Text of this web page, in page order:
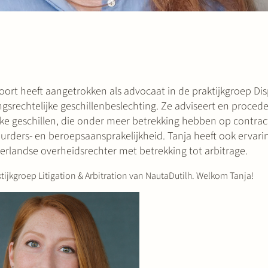
heeft aangetrokken als advocaat in de praktijkgroep
geschillenbeslechting. Ze adviseert en
geschillen, die onder meer betrekking hebben op
en beroepsaansprakelijkheid. Tanja heeft ook
overheidsrechter met betrekking tot arbitrage.
Litigation & Arbitration van NautaDutilh. Welkom Tanja!